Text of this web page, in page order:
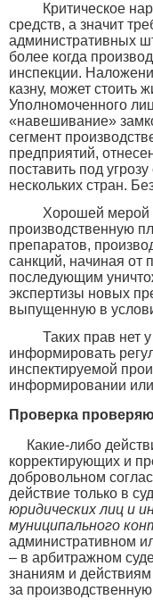
Критическое
средств, а значит
административных
более когда
инспекции.
казну, может стоить
Уполномоченного
«навешивание»
сегмент
предприятий,
поставить под
нескольких стран.
Хорошей мерой
производственную
препаратов,
санкций, начиная от
последующим
экспертизы новых
выпущенную в
Таких прав
информировать
инспектируемой
информировании или
Проверка
Какие-либо
корректирующих и
добровольном
действие только в
юридических лиц и
муниципального
административном
– в арбитражном
знаниям и действиям
за